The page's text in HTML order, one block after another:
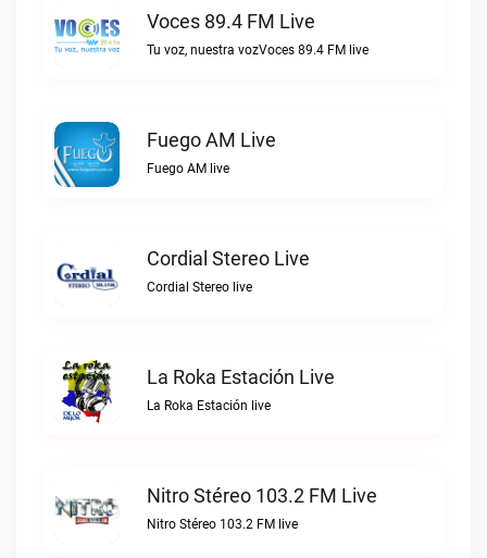
Voces 89.4 FM Live
Tu voz, nuestra vozVoces 89.4 FM live
Fuego AM Live
Fuego AM live
Cordial Stereo Live
Cordial Stereo live
La Roka Estación Live
La Roka Estación live
Nitro Stéreo 103.2 FM Live
Nitro Stéreo 103.2 FM live